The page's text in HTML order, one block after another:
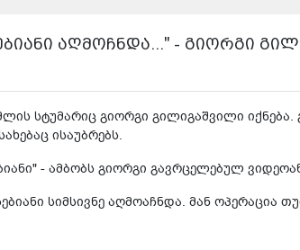
აღმოჩნდა..." - გიორგი
სტუმარიც გიორგი გილიგაშვილი იქნება.
ისაუბრებს.
- ამბობს გიორგი გავრცელებულ
სიმსივნე აღმოაჩნდა. მან ოპერაცია